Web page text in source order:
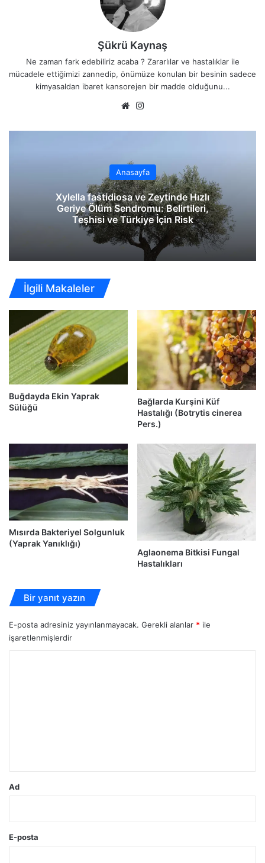
Şükrü Kaynaş
Ne zaman fark edebiliriz acaba ? Zararlılar ve hastalıklar ile
mücadele ettiğimizi zannedip, önümüze konulan bir besinin sadece
kimyasaldan ibaret kansorejen bir madde olduğunu...
We
sit ra
Anasayfa
Xylella fastidiosa ve Zeytinde Hızlı
Geriye Ölüm Sendromu: Belirtileri,
Teşhisi ve Türkiye İçin Risk
İlgili Makaleler
Buğdayda Ekin Yaprak
Sülüğü
Bağlarda Kurşini Küf
Hastalığı (Botrytis cinerea
Pers.)
Mısırda Bakteriyel Solgunluk
(Yaprak Yanıklığı)
Aglaonema Bitkisi Fungal
Hastalıkları
Bir yanıt yazın
E-posta adresiniz yayınlanmayacak. Gerekli alanlar * ile
işaretlenmişlerdir
Ad
E-posta